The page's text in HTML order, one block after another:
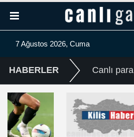
7 Ağustos 2026, Cuma
HABERLER Canlı para